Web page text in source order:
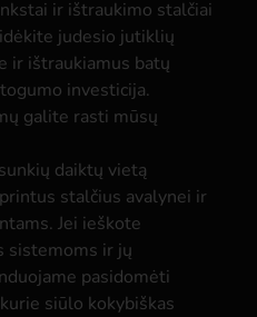
ir ištraukimo stalčiai
judesio jutiklių
ir ištraukiamus batų
investicija.
galite rasti mūsų
daiktų vietą
stalčius avalynei ir
Jei ieškote
sistemoms ir jų
pasidomėti
siūlo kokybiškas